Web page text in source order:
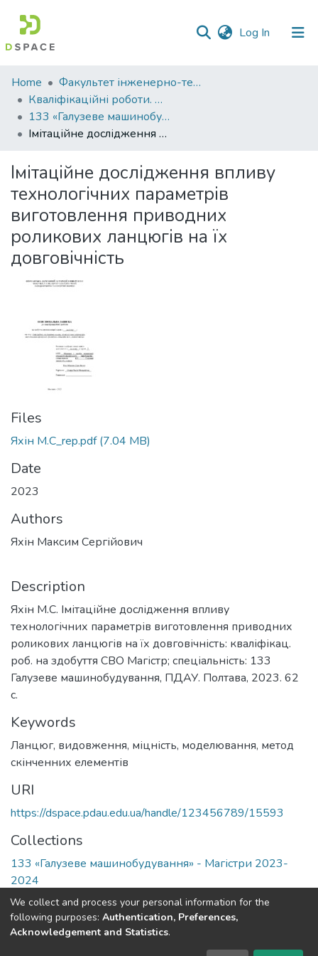
Log In (current)
Communities
&
Collections
All of DSpace
Statistics
Home
Факультет інженерно-технологічний
Кваліфікаційні роботи. Факультет інженерно-технологічний
133 «Галузеве машинобудування» - Магістри 2023-2024
Імітаційне дослідження впливу технологічних параметрів виготовлення приводних роликових ланцюгів на їх довговічність
Імітаційне дослідження впливу
технологічних параметрів
виготовлення приводних
роликових ланцюгів на їх
довговічність
Files
Яхін М.С_rep.pdf(7.04 MB)
Date
2023
Authors
Яхін Максим Сергійович
Description
Яхін М.С. Імітаційне дослідження впливу
технологічних параметрів виготовлення приводних
роликових ланцюгів на їх довговічність: кваліфікац.
роб. на здобуття СВО Магістр; спеціальність: 133
Галузеве машинобудування, ПДАУ. Полтава, 2023. 62
с.
Keywords
Ланцюг, видовження, міцність, моделювання, метод
скінченних елементів
URI
https://dspace.pdau.edu.ua/handle/123456789/15593
Collections
133 «Галузеве машинобудування» - Магістри 2023-
2024
Full item page
We collect and process your personal information for the
following purposes: Authentication, Preferences,
Acknowledgement and Statistics.